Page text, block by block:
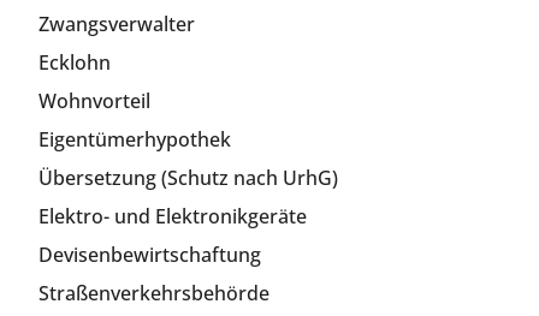
Zwangsverwalter
Ecklohn
Wohnvorteil
Eigentümerhypothek
Übersetzung (Schutz nach UrhG)
Elektro- und Elektronikgeräte
Devisenbewirtschaftung
Straßenverkehrsbehörde